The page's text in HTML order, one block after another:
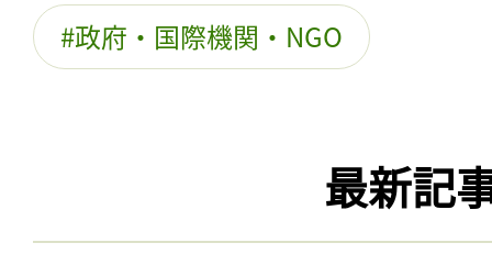
政府・国際機関・NGO
最新記